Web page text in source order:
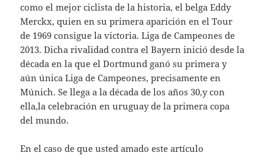
como el mejor ciclista de la historia, el belga Eddy
Merckx, quien en su primera aparición en el Tour
de 1969 consigue la victoria. Liga de Campeones de
2013. Dicha rivalidad contra el Bayern inició desde la
década en la que el Dortmund ganó su primera y
aún única Liga de Campeones, precisamente en
Múnich. Se llega a la década de los años 30,y con
ella,la celebración en uruguay de la primera copa
del mundo.
En el caso de que usted amado este artículo